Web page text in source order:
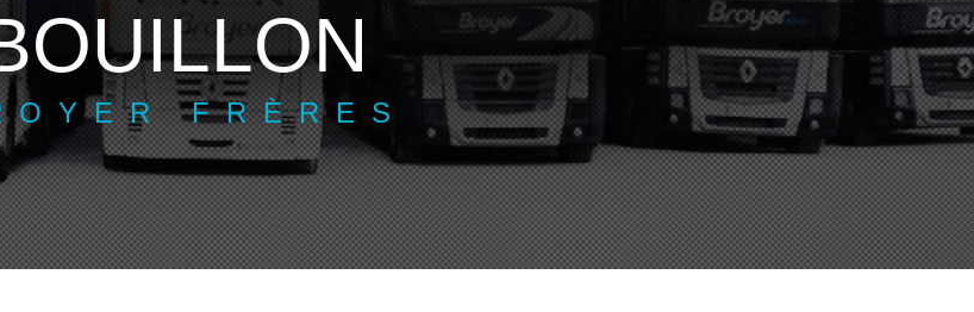
FRÈRES